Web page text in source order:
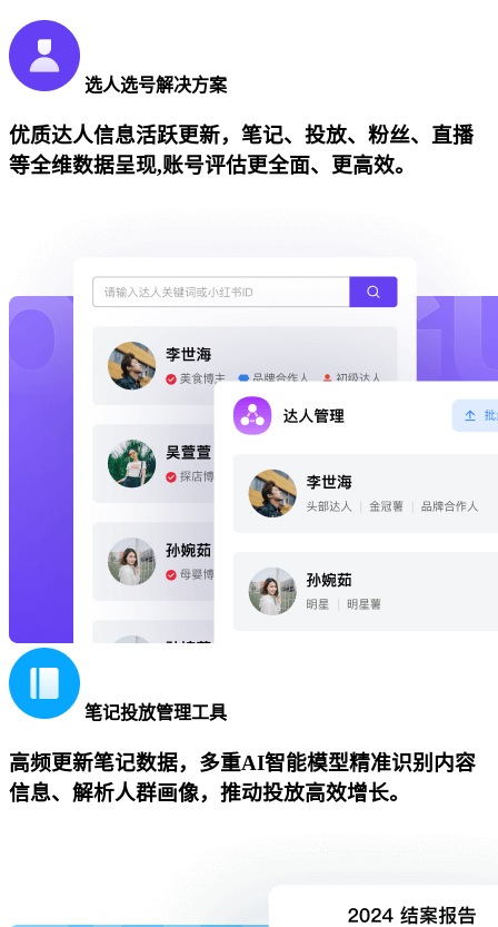
选人选号解决方案
优质达人信息活跃更新，笔记、投放、粉丝、直播
等全维数据呈现,账号评估更全面、更高效。
笔记投放管理工具
高频更新笔记数据，多重AI智能模型精准识别内容
信息、解析人群画像，推动投放高效增长。